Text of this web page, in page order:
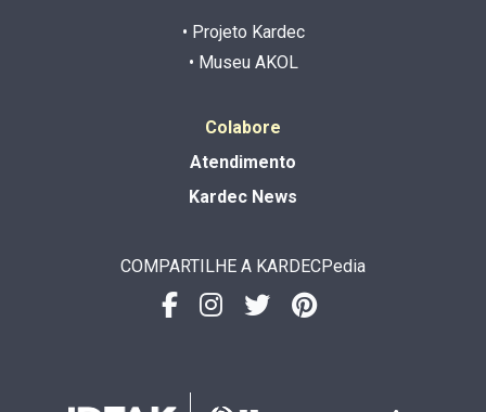
• Projeto Kardec
• Museu AKOL
Colabore
Atendimento
Kardec News
COMPARTILHE A KARDECPedia